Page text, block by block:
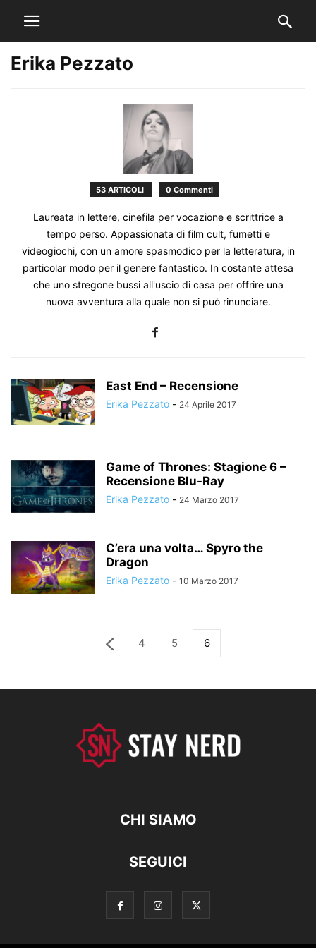
Erika Pezzato
53 ARTICOLI 0 Commenti
Laureata in lettere, cinefila per vocazione e scrittrice a
tempo perso. Appassionata di film cult, fumetti e
videogiochi, con un amore spasmodico per la letteratura, in
particolar modo per il genere fantastico. In costante attesa
che uno stregone bussi all'uscio di casa per offrire una
nuova avventura alla quale non si può rinunciare.
East End – Recensione
Erika Pezzato - 24 Aprile 2017
Game of Thrones: Stagione 6 –
Recensione Blu-Ray
Erika Pezzato - 24 Marzo 2017
C’era una volta… Spyro the
Dragon
Erika Pezzato - 10 Marzo 2017
4 5 6
CHI SIAMO
SEGUICI